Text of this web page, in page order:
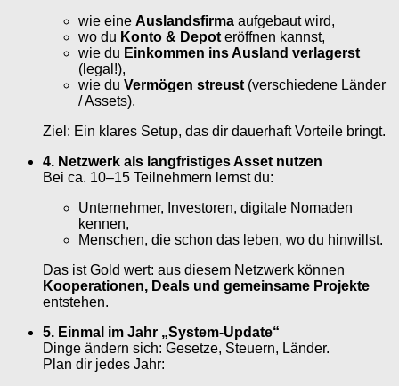
wie eine Auslandsfirma aufgebaut wird,
wo du Konto & Depot eröffnen kannst,
wie du Einkommen ins Ausland verlagerst
(legal!),
wie du Vermögen streust (verschiedene Länder
/ Assets).
Ziel: Ein klares Setup, das dir dauerhaft Vorteile bringt.
4. Netzwerk als langfristiges Asset nutzen
Bei ca. 10–15 Teilnehmern lernst du:
Unternehmer, Investoren, digitale Nomaden
kennen,
Menschen, die schon das leben, wo du hinwillst.
Das ist Gold wert: aus diesem Netzwerk können
Kooperationen, Deals und gemeinsame Projekte
entstehen.
5. Einmal im Jahr „System-Update“
Dinge ändern sich: Gesetze, Steuern, Länder.
Plan dir jedes Jahr: